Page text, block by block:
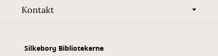
Kontakt
Silkeborg Bibliotekerne